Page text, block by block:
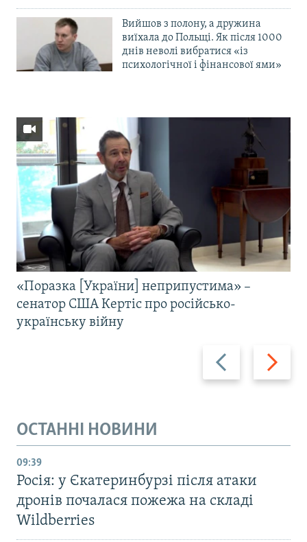
Вийшов з полону, а дружина
виїхала до Польщі. Як після 1000
днів неволі вибратися «із
психологічної і фінансової ями»
Назад Вперед
«Поразка [України] неприпустима» –
сенатор США Кертіс про російсько-
українську війну
ОСТАННІ НОВИНИ
09:39
Росія: у Єкатеринбурзі після атаки
дронів почалася пожежа на складі
Wildberries